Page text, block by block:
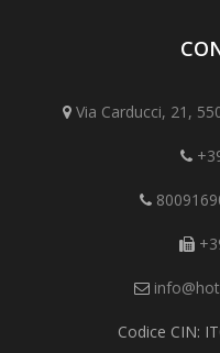
Via Carducci, 21,
Codice CIN: